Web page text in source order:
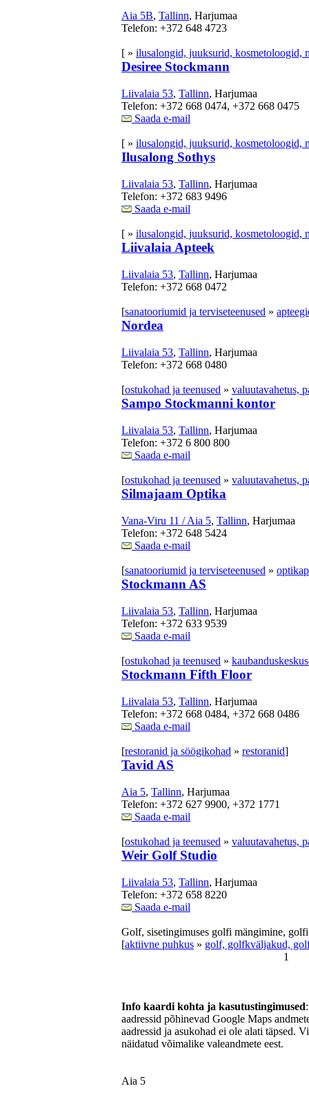
Aia 5B, Tallinn, Harjumaa
Telefon: +372 648 4723
[ » ilusalongid, juuksurid, kosmetoloogid,
Desiree Stockmann
Liivalaia 53, Tallinn, Harjumaa
Telefon: +372 668 0474, +372 668 0475
Saada e-mail
[ » ilusalongid, juuksurid, kosmetoloogid,
Ilusalong Sothys
Liivalaia 53, Tallinn, Harjumaa
Telefon: +372 683 9496
Saada e-mail
[ » ilusalongid, juuksurid, kosmetoloogid,
Liivalaia Apteek
Liivalaia 53, Tallinn, Harjumaa
Telefon: +372 668 0472
[sanatooriumid ja terviseteenused »
Nordea
Liivalaia 53, Tallinn, Harjumaa
Telefon: +372 668 0480
[ostukohad ja teenused » valuutavahetus,
Sampo Stockmanni kontor
Liivalaia 53, Tallinn, Harjumaa
Telefon: +372 6 800 800
Saada e-mail
[ostukohad ja teenused » valuutavahetus,
Silmajaam Optika
Vana-Viru 11 / Aia 5, Tallinn, Harjumaa
Telefon: +372 648 5424
Saada e-mail
[sanatooriumid ja terviseteenused »
Stockmann AS
Liivalaia 53, Tallinn, Harjumaa
Telefon: +372 633 9539
Saada e-mail
[ostukohad ja teenused »
Stockmann Fifth Floor
Liivalaia 53, Tallinn, Harjumaa
Telefon: +372 668 0484, +372 668 0486
Saada e-mail
[restoranid ja söögikohad » restoranid]
Tavid AS
Aia 5, Tallinn, Harjumaa
Telefon: +372 627 9900, +372 1771
Saada e-mail
[ostukohad ja teenused » valuutavahetus,
Weir Golf Studio
Liivalaia 53, Tallinn, Harjumaa
Telefon: +372 658 8220
Saada e-mail
Golf, sisetingimuses golfi mängimine,
[aktiivne puhkus » golf, golfkväljakud,
1
Info kaardi kohta ja kasutustingimused
aadressid põhinevad Google Maps
aadressid ja asukohad ei ole alati täpsed.
näidatud võimalike valeandmete eest.
Aia 5